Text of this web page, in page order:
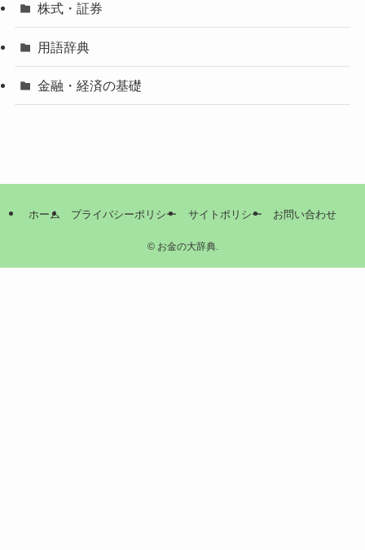
株式・証券
用語辞典
金融・経済の基礎
ホーム プライバシーポリシー サイトポリシー お問い合わせ
©お金の大辞典.